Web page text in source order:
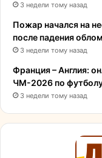
3 недели тому назад
Пожар начался на
после падения
3 недели тому назад
Франция – Англия:
ЧМ-2026 по
3 недели тому назад